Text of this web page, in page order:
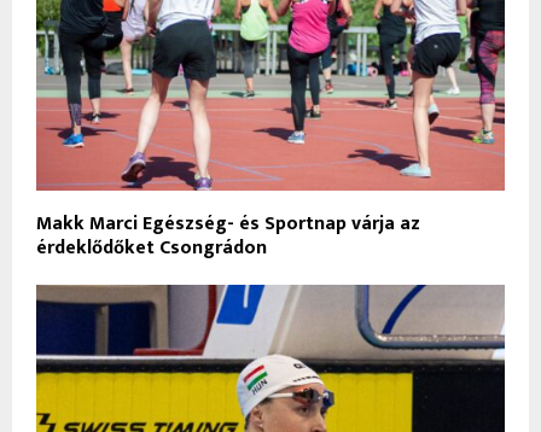
Makk Marci Egészség- és Sportnap várja az
érdeklődőket Csongrádon